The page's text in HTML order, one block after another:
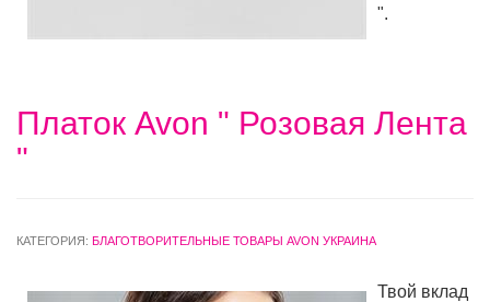
".
Платок Avon " Розовая Лента
"
КАТЕГОРИЯ: БЛАГОТВОРИТЕЛЬНЫЕ ТОВАРЫ AVON УКРАИНА
Твой вклад